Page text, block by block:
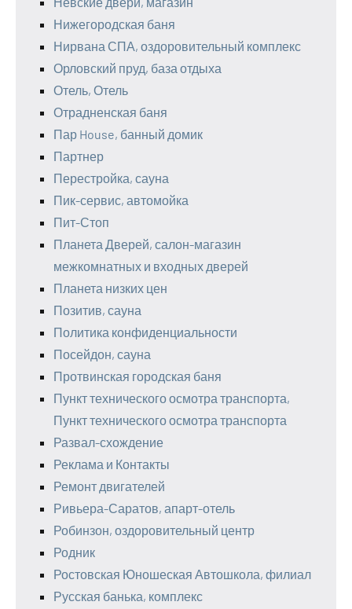
Нижегородская баня
Нирвана СПА, оздоровительный комплекс
Орловский пруд, база отдыха
Отель, Отель
Отрадненская баня
Пар House, банный домик
Партнер
Перестройка, сауна
Пик-сервис, автомойка
Пит-Стоп
Планета Дверей, салон-магазин
межкомнатных и входных дверей
Планета низких цен
Позитив, сауна
Политика конфиденциальности
Посейдон, сауна
Протвинская городская баня
Пункт технического осмотра транспорта,
Пункт технического осмотра транспорта
Развал-схождение
Реклама и Контакты
Ремонт двигателей
Ривьера-Саратов, апарт-отель
Робинзон, оздоровительный центр
Родник
Ростовская Юношеская Автошкола, филиал
Русская банька, комплекс